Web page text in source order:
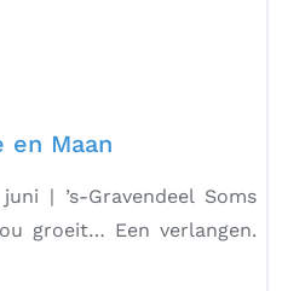
en Maan
| ’s-Gravendeel Soms
groeit… Een verlangen.